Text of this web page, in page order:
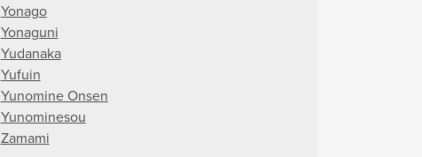
Yonago
Yonaguni
Yudanaka
Yufuin
Yunomine Onsen
Yunominesou
Zamami